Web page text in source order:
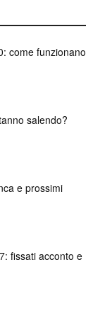
come funzionano
salendo?
e prossimi
fissati acconto e